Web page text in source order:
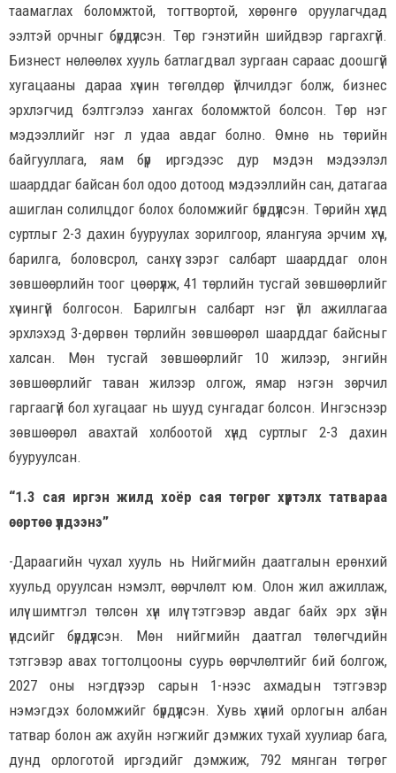
таамаглах боломжтой, тогтвортой, хөрөнгө оруулагчдад
ээлтэй орчныг бүрдүүлсэн. Төр гэнэтийн шийдвэр гаргахгүй.
Бизнест нөлөөлөх хууль батлагдвал зургаан сараас доошгүй
хугацааны дараа хүчин төгөлдөр үйлчилдэг болж, бизнес
эрхлэгчид бэлтгэлээ хангах боломжтой болсон. Төр нэг
мэдээллийг нэг л удаа авдаг болно. Өмнө нь төрийн
байгууллага, яам бүр иргэдээс дур мэдэн мэдээлэл
шаарддаг байсан бол одоо дотоод мэдээллийн сан, датагаа
ашиглан солилцдог болох боломжийг бүрдүүлсэн. Төрийн хүнд
суртлыг 2-3 дахин бууруулах зорилгоор, ялангуяа эрчим хүч,
барилга, боловсрол, санхүү зэрэг салбарт шаарддаг олон
зөвшөөрлийн тоог цөөрүүлж, 41 төрлийн тусгай зөвшөөрлийг
хүчингүй болгосон. Барилгын салбарт нэг үйл ажиллагаа
эрхлэхэд 3-дөрвөн төрлийн зөвшөөрөл шаарддаг байсныг
халсан. Мөн тусгай зөвшөөрлийг 10 жилээр, энгийн
зөвшөөрлийг таван жилээр олгож, ямар нэгэн зөрчил
гаргаагүй бол хугацааг нь шууд сунгадаг болсон. Ингэснээр
зөвшөөрөл авахтай холбоотой хүнд суртлыг 2-3 дахин
бууруулсан.
“1.3 сая иргэн жилд хоёр сая төгрөг хүртэлх татвараа
өөртөө үлдээнэ”
-Дараагийн чухал хууль нь Нийгмийн даатгалын ерөнхий
хуульд оруулсан нэмэлт, өөрчлөлт юм. Олон жил ажиллаж,
илүү шимтгэл төлсөн хүн илүү тэтгэвэр авдаг байх эрх зүйн
үндсийг бүрдүүлсэн. Мөн нийгмийн даатгал төлөгчдийн
тэтгэвэр авах тогтолцооны суурь өөрчлөлтийг бий болгож,
2027 оны нэгдүгээр сарын 1-нээс ахмадын тэтгэвэр
нэмэгдэх боломжийг бүрдүүлсэн. Хувь хүний орлогын албан
татвар болон аж ахуйн нэгжийг дэмжих тухай хуулиар бага,
дунд орлоготой иргэдийг дэмжиж, 792 мянган төгрөг